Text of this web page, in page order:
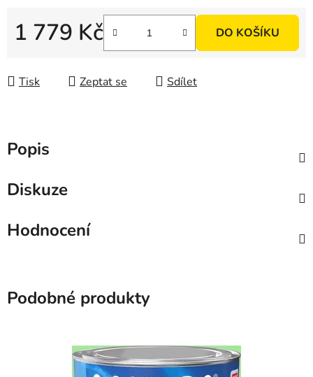
1 779 Kč DO KOŠÍKU
Tisk Zeptat se Sdílet
Popis
Diskuze
Hodnocení
Podobné produkty